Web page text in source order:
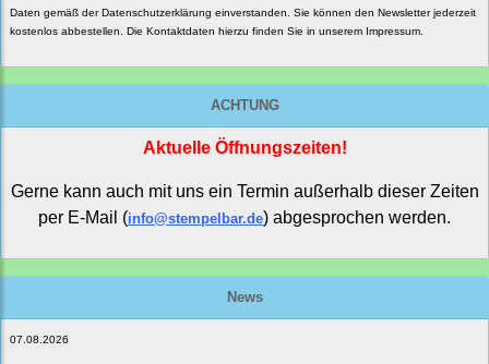
Daten gemäß der Datenschutzerklärung einverstanden. Sie können den Newsletter jederzeit
kostenlos abbestellen. Die Kontaktdaten hierzu finden Sie in unserem Impressum.
ACHTUNG
Aktuelle Öffnungszeiten!
Gerne kann auch mit uns ein Termin außerhalb dieser Zeiten
per E-Mail (info@stempelbar.de) abgesprochen werden.
News
07.08.2026